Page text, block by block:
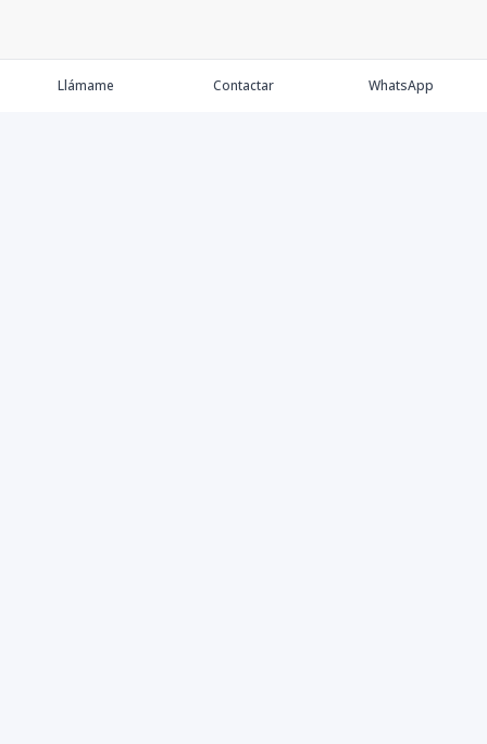
Llámame Contactar WhatsApp